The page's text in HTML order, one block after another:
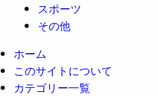
スポーツ
その他
ホーム
このサイトについて
カテゴリー一覧